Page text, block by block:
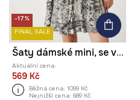
-17%
FINAL SALE
Šaty dámské mini, se vzorem černá barva
Aktuální cena:
569 Kč
Běžná cena: 1099 Kč
Nejnižší cena: 689 Kč